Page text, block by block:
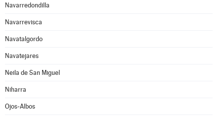
Navarredondilla
Navarrevisca
Navatalgordo
Navatejares
Neila de San Miguel
Niharra
Ojos-Albos